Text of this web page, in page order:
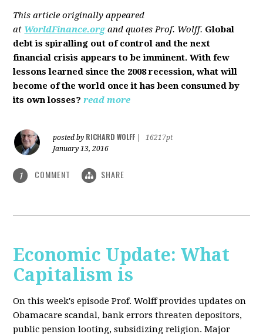
This article originally appeared
at WorldFinance.organd quotes Prof. Wolff. Global
debt is spiralling out of control and the next
financial crisis appears to be imminent. With few
lessons learned since the 2008 recession, what will
become of the world once it has been consumed by
its own losses? read more
posted by RICHARD WOLFF
16217pt
January 13, 2016
1 COMMENT SHARE
Economic Update: What
Capitalism is
On this week's episode Prof. Wolff provides updates on
Obamacare scandal, bank errors threaten depositors,
public pension looting, subsidizing religion. Major